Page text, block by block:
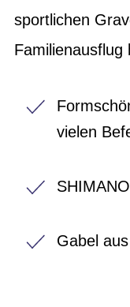
sportlichen
Familienausflug
vielen
Gabel